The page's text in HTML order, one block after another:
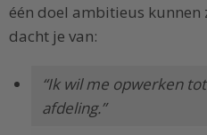
één doel ambitieus kunnen
dacht je van:
“Ik wil me opwerken
afdeling.”